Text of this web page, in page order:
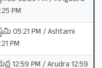
PM
05:21 PM / Ashtami
PM
12:59 PM / Arudra 12:59